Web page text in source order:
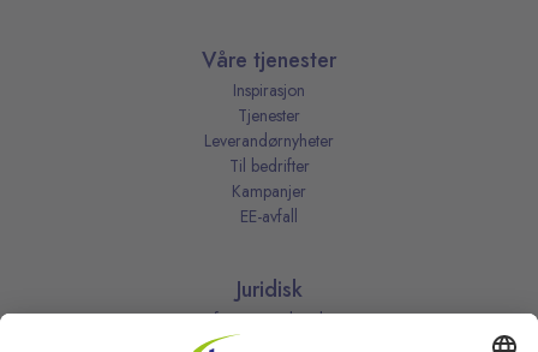
Våre tjenester
Inspirasjon
Tjenester
Leverandørnyheter
Til bedrifter
Kampanjer
EE-avfall
Juridisk
Informasjonskapsler
Kjøpsbetingelser